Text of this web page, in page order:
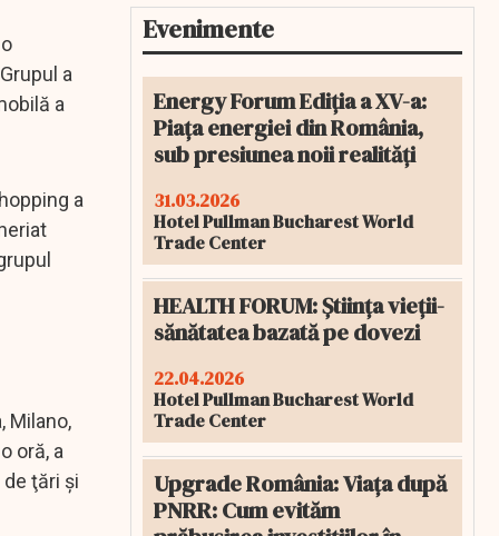
a
a
a
Milano,
oră, a
ţări şi
Evenimente
Energy Forum Ediția a XV-a:
Piața energiei din România,
sub presiunea noii realități
31.03.2026
Hotel Pullman Bucharest World
Trade Center
HEALTH FORUM: Știința vieții-
sănătatea bazată pe dovezi
22.04.2026
Hotel Pullman Bucharest World
Trade Center
Upgrade România: Viața după
PNRR: Cum evităm